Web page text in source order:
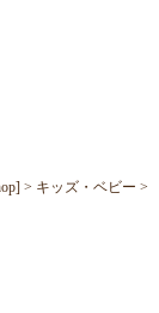
キッズ・ベビー